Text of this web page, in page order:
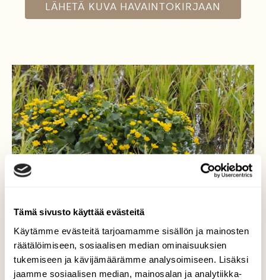
Tämä sivusto käyttää evästeitä
Käytämme evästeitä tarjoamamme sisällön ja mainosten
räätälöimiseen, sosiaalisen median ominaisuuksien
tukemiseen ja kävijämäärämme analysoimiseen. Lisäksi
jaamme sosiaalisen median, mainosalan ja analytiikka-
LÄHETÄ KUVA HAVAINTOKIRJAAN
Kesän keltaista-